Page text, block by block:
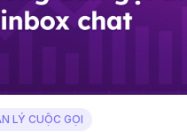
LÝ CUỘC GỌI